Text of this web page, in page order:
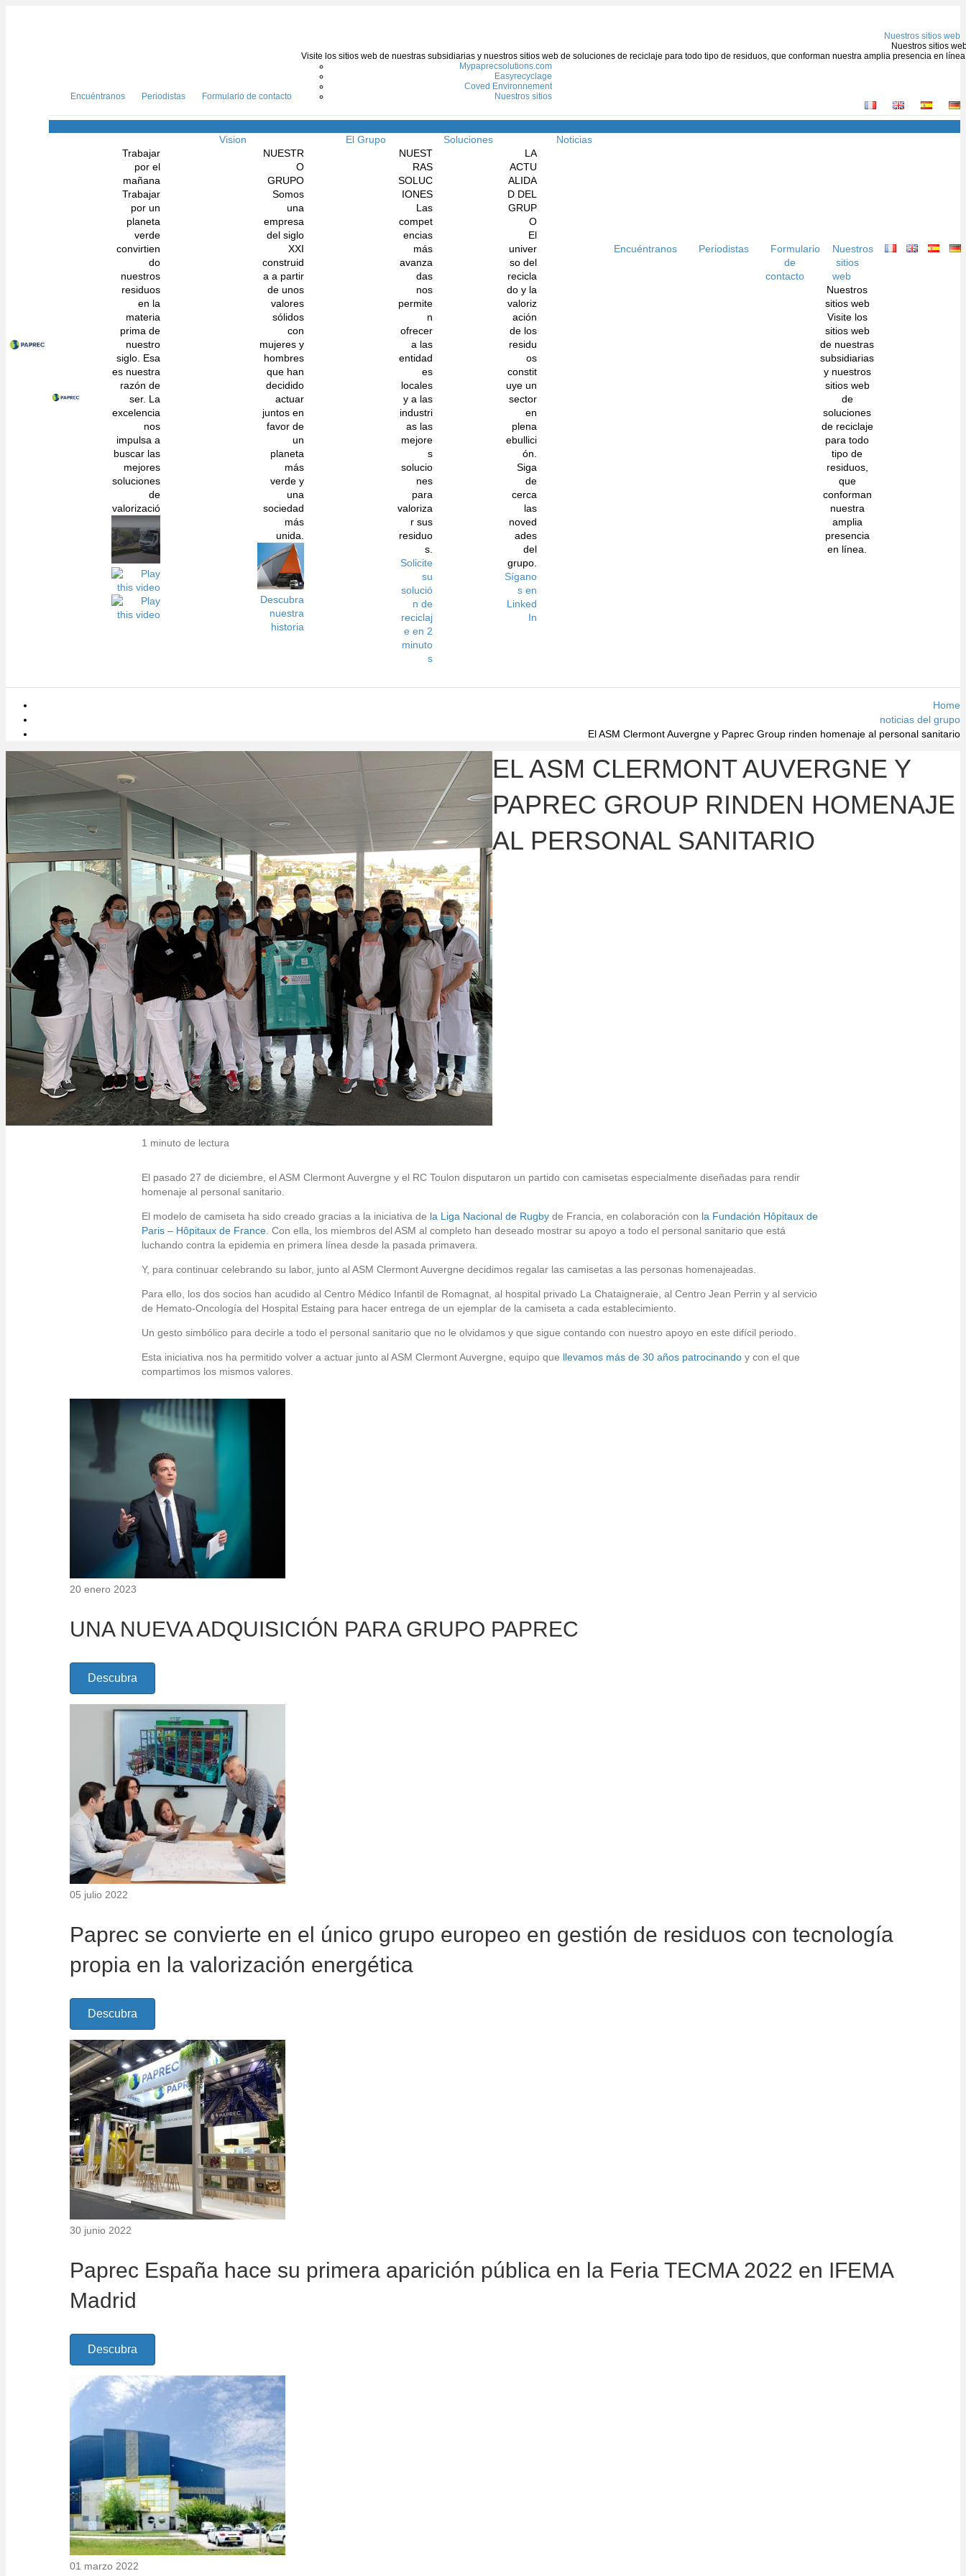
Encuéntranos Periodistas Formulario de contacto
Nuestros sitios web
Nuestros sitios
Visite los sitios web de nuestras subsidiarias y nuestros sitios web de soluciones de reciclaje para todo tipo de residuos, que conforman nuestra amplia presencia en
Mypaprecsolutions.com
Easyrecyclage
Coved Environnement
Nuestros sitios
Menú
Vision
Trabajar
por el
mañana
Trabajar
por un
planeta
verde
convirtien
do
nuestros
residuos
en la
materia
prima de
nuestro
siglo. Esa
es nuestra
razón de
ser. La
excelencia
nos
impulsa a
buscar las
mejores
soluciones
de
valorizació
El Grupo
NUESTR
O
GRUPO
Somos
una
empresa
del siglo
XXI
construid
a a partir
de unos
valores
sólidos
con
mujeres y
hombres
que han
decidido
actuar
juntos en
favor de
un
planeta
más
verde y
una
sociedad
más
unida.
Descubra
nuestra
historia
Soluciones
NUEST
RAS
SOLUC
IONES
Las
compet
encias
más
avanza
das
nos
permite
n
ofrecer
a las
entidad
es
locales
y a las
industri
as las
mejore
s
solucio
nes
para
valoriza
r sus
residuo
s.
Solicite
su
solució
n de
reciclaj
e en 2
minuto
s
Noticias
LA
ACTU
ALIDA
D DEL
GRUP
O
El
univer
so del
recicla
do y la
valoriz
ación
de los
residu
os
constit
uye un
sector
en
plena
ebullici
ón.
Siga
de
cerca
las
noved
ades
del
grupo.
Sígano
s en
Linked
In
Encuéntranos Periodistas
Formulario
de
contacto
Nuestros
sitios
web
Nuestros
sitios web
Visite los
sitios web
de nuestras
subsidiarias
y nuestros
sitios web
de
soluciones
de reciclaje
para todo
tipo de
residuos,
que
conforman
nuestra
amplia
presencia
en línea.
Home
noticias del grupo
El ASM Clermont Auvergne y Paprec Group rinden homenaje al personal sanitario
EL ASM CLERMONT AUVERGNE Y
PAPREC GROUP RINDEN HOMENAJE
AL PERSONAL SANITARIO
1 minuto de lectura
El pasado 27 de diciembre, el ASM Clermont Auvergne y el RC Toulon disputaron un partido con camisetas especialmente diseñadas para rendir
homenaje al personal sanitario.
El modelo de camiseta ha sido creado gracias a la iniciativa de la Liga Nacional de Rugby de Francia, en colaboración con la Fundación Hôpitaux de
Paris – Hôpitaux de France. Con ella, los miembros del ASM al completo han deseado mostrar su apoyo a todo el personal sanitario que está
luchando contra la epidemia en primera línea desde la pasada primavera.
Y, para continuar celebrando su labor, junto al ASM Clermont Auvergne decidimos regalar las camisetas a las personas homenajeadas.
Para ello, los dos socios han acudido al Centro Médico Infantil de Romagnat, al hospital privado La Chataigneraie, al Centro Jean Perrin y al servicio
de Hemato-Oncología del Hospital Estaing para hacer entrega de un ejemplar de la camiseta a cada establecimiento.
Un gesto simbólico para decirle a todo el personal sanitario que no le olvidamos y que sigue contando con nuestro apoyo en este difícil periodo.
Esta iniciativa nos ha permitido volver a actuar junto al ASM Clermont Auvergne, equipo que llevamos más de 30 años patrocinando y con el que
compartimos los mismos valores.
20 enero 2023
UNA NUEVA ADQUISICIÓN PARA GRUPO PAPREC
Descubra
05 julio 2022
Paprec se convierte en el único grupo europeo en gestión de residuos con tecnología
propia en la valorización energética
Descubra
30 junio 2022
Paprec España hace su primera aparición pública en la Feria TECMA 2022 en IFEMA
Madrid
Descubra
01 marzo 2022